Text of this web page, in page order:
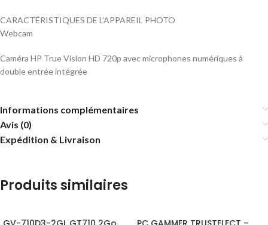
CARACTÉRISTIQUES DE L’APPAREIL PHOTO
Webcam
Caméra HP True Vision HD 720p avec microphones numériques à
double entrée intégrée
Informations complémentaires
Avis (0)
Expédition & Livraison
Produits similaires